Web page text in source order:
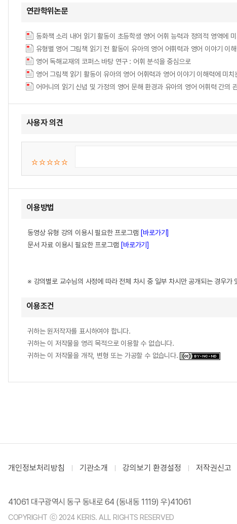
연관학위논문
동화책 소리 내어 읽기 활동이 초등학생 영어 어휘 능력과 정의적
유형별 영어 그림책 읽기 전 활동이 유아의 영어 어휘력과 영어 이야기 이
영어 독해교재의 코퍼스 바탕 연구 : 어휘 분석을 중심으로
영어 그림책 읽기 활동이 유아의 영어 어휘력과 영어 이야기 이해력에 미치
어머니의 읽기 신념 및 가정의 영어 문해 환경과 유아의 영어 어휘력 간의
사용자 의견
이용방법
동영상 유형 강의 이용시 필요한 프로그램 [바로가기]
문서 자료 이용시 필요한 프로그램 [바로가기]
※ 강의별로 교수님의 사정에 따라 전체 차시 중 일부 차시만 공개되는 경우가
이용조건
귀하는 원저작자를 표시하여야 합니다.
귀하는 이 저작물을 영리 목적으로 이용할 수 없습니다.
귀하는 이 저작물을 개작, 변형 또는 가공할 수 없습니다.
개인정보처리방침 기관소개 강의보기 환경설정 저작권신고
41061 대구광역시 동구 동내로 64 (동내동 1119) 우)41061
COPYRIGHT ⓒ 2024 KERIS. ALL RIGHTS RESERVED